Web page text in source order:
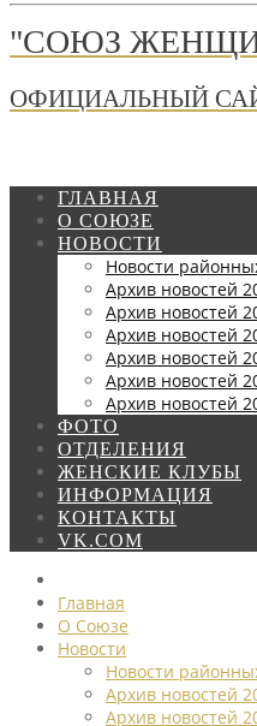
"СОЮЗ
ОФИЦИАЛЬНЫЙ
ГЛАВНАЯ
О СОЮЗЕ
НОВОСТИ
Новости
Архив новостей
Архив новостей
Архив новостей
Архив новостей
Архив новостей
Архив новостей
ФОТО
ОТДЕЛЕНИЯ
ЖЕНСКИЕ КЛУБЫ
ИНФОРМАЦИЯ
КОНТАКТЫ
VK.COM
Главная
О Союзе
Новости
Новости
Архив новостей
Архив новостей